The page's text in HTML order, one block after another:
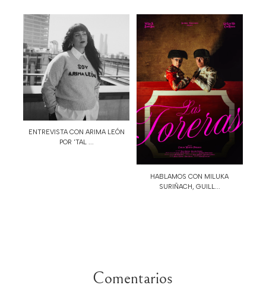
ENTREVISTA CON ARIMA LEÓN
POR 'TAL ...
HABLAMOS CON MILUKA
SURIÑACH, GUILL...
Comentarios